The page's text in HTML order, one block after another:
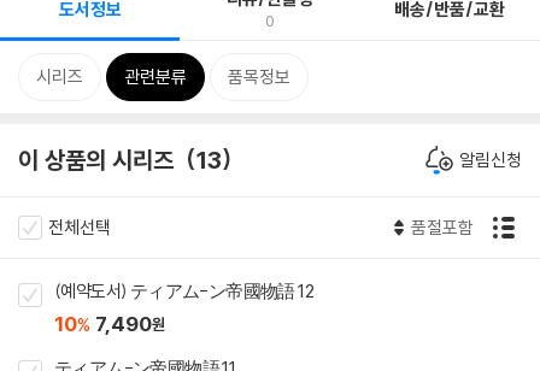
도서정보 0 배송/반품/교환
시리즈 관련분류 품목정보
이 상품의 시리즈 13 알림신청
전체선택 품절포함
(예약도서) ティアム-ン帝國物語 12
10% 7,490원